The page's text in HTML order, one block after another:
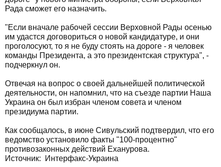
Рада сможет его назначить.
"Если вначале рабочей сессии Верховной Рады осенью
им удастся договориться о новой кандидатуре, и они
проголосуют, то я не буду стоять на дороге - я человек
команды Президента, а это президентская структура", -
подчеркнул он.
Отвечая на вопрос о своей дальнейшей политической
деятельности, он напомнил, что на съезде партии Наша
Украина он был избран членом совета и членом
президиума партии.
Как сообщалось, в июне Сивульский подтвердил, что его
ведомство установило факты "100-процентно"
противозаконных действий Еханурова.
Источник: Интерфакс-Украина